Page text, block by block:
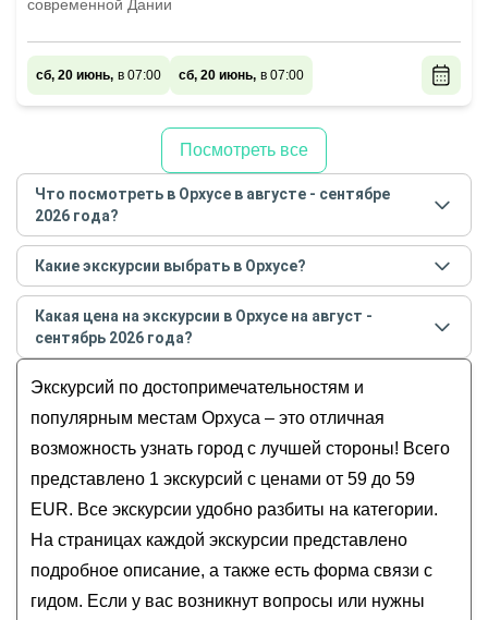
современной Дании
сб, 20 июнь, в 07:00 сб, 20 июнь, в 07:00
Посмотреть все
Что посмотреть в Орхусе в августе - сентябре
2026 года?
Самые популярные местав Орхусев августе -
сентябре 2026года:
Обзорные
История и архитектура
Музеи и искусство
Гастрономические
Для детей
Какие экскурсии выбрать в Орхусе?
Самые популярные экскурсиив Орхусев августе -
сентябре 2026года:
Стрит-арт в культурной столице Европы
Какая цена на экскурсии в Орхусе на август -
сентябрь 2026 года?
2026года от 59до 59 EUR
Экскурсий по достопримечательностям и
популярным местам Орхуса – это отличная
возможность узнать город с лучшей стороны! Всего
представлено 1 экскурсий с ценами от 59 до 59
EUR. Все экскурсии удобно разбиты на категории.
На страницах каждой экскурсии представлено
подробное описание, а также есть форма связи с
гидом. Если у вас возникнут вопросы или нужны